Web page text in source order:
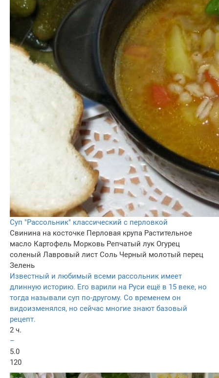
Суп "Рассольник" классический с перловкой
Свинина на косточке Перловая крупа Растительное
масло Картофель Морковь Репчатый лук Огурец
соленый Лавровый лист Соль Черный молотый перец
Зелень
Известный и любимый всеми рассольник имеет
длинную историю. Его варили на Руси ещё в 15 веке, но
тогда называли суп по-другому. Со временем он
видоизменялся, но сейчас многие знают базовый
рецепт.
2 ч.
–
5.0
120